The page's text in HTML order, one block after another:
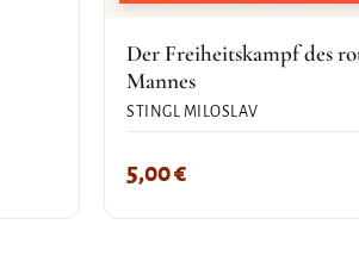
Der Freiheitskampf des
Mannes
STINGL MILOSLAV
5,00€